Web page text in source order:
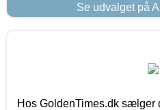
Se udvalget på
Hos GoldenTimes.dk sælger